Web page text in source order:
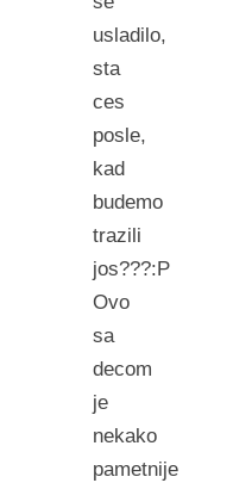
usladilo,
sta
ces
posle,
kad
budemo
trazili
jos???:P
Ovo
sa
decom
je
nekako
pametnije